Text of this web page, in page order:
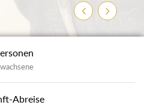
ZurückWeiter
Abreise